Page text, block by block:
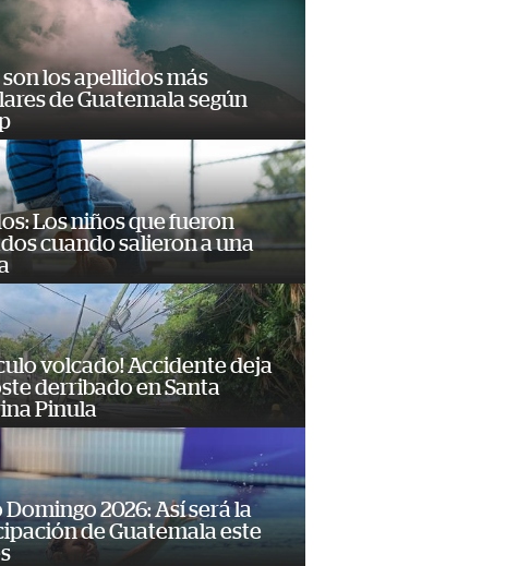
son los apellidos más
de Guatemala según
Los niños que fueron
cuando salieron a una
volcado! Accidente deja
derribado en Santa
Pinula
Domingo 2026: Así será la
de Guatemala este